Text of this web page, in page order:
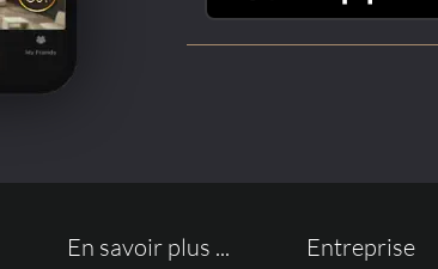
En savoir plus ... Entreprise